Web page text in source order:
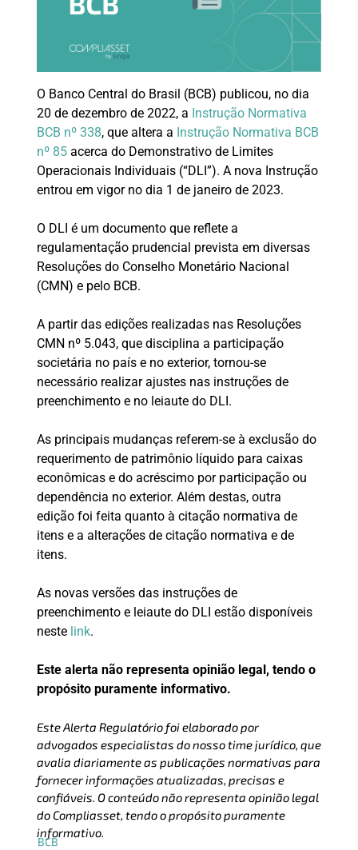
O Banco Central do Brasil (BCB) publicou, no dia
20 de dezembro de 2022, a Instrução Normativa
BCB nº 338, que altera a Instrução Normativa BCB
nº 85acerca do Demonstrativo de Limites
Operacionais Individuais (“DLI”). A nova Instrução
entrou em vigor no dia 1 de janeiro de 2023.
O DLI é um documento que reflete a
regulamentação prudencial prevista em diversas
Resoluções do Conselho Monetário Nacional
(CMN) e pelo BCB.
A partir das edições realizadas nas Resoluções
CMN nº 5.043, que disciplina a participação
societária no país e no exterior, tornou-se
necessário realizar ajustes nas instruções de
preenchimento e no leiaute do DLI.
As principais mudanças referem-se à exclusão do
requerimento de patrimônio líquido para caixas
econômicas e do acréscimo por participação ou
dependência no exterior. Além destas, outra
edição foi feita quanto à citação normativa de
itens e a alterações de citação normativa e de
itens.
As novas versões das instruções de
preenchimento e leiaute do DLI estão disponíveis
neste link.
Este alerta não representa opinião legal, tendo o
propósito puramente informativo.
Este Alerta Regulatório foi elaborado por
advogados especialistas do nosso time jurídico, que
avalia diariamente as publicações normativas para
fornecer informações atualizadas, precisas e
confiáveis. O conteúdo não representa opinião legal
do Compliasset, tendo o propósito puramente
informativo.
BCB